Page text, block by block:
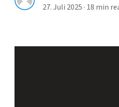
27. Juli 2025 · 18 min